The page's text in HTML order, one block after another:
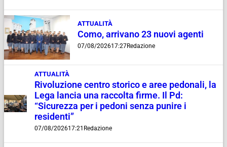
ATTUALITÀ
Como, arrivano 23 nuovi agenti
07/08/202617:27Redazione
ATTUALITÀ
Rivoluzione centro storico e aree pedonali, la
Lega lancia una raccolta firme. Il Pd:
“Sicurezza per i pedoni senza punire i
residenti”
07/08/202617:21 Redazione